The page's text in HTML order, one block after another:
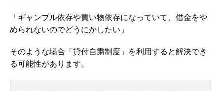
「ギャンブル依存や買い物依存になっていて、借金をや
められないのでどうにかしたい」
そのような場合「貸付自粛制度」を利用すると解決でき
る可能性があります。